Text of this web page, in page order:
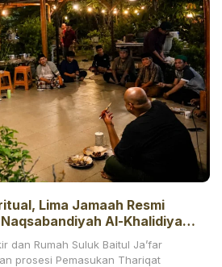
Lima Jamaah Resmi
Al-Khalidiyah
dan Rumah Suluk Baitul Ja’far
prosesi Pemasukan Thariqat